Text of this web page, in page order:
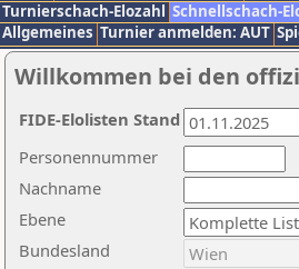
Turnierschach-Elozahl Schnellschach-
Allgemeines Turnier anmelden: AUT
Willkommen bei den
Nachname
Ebene
Personennummer
Bundesland
FIDE-Elolisten Stand